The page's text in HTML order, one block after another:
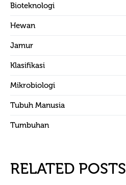
Bioteknologi
Hewan
Jamur
Klasifikasi
Mikrobiologi
Tubuh Manusia
Tumbuhan
RELATED POSTS